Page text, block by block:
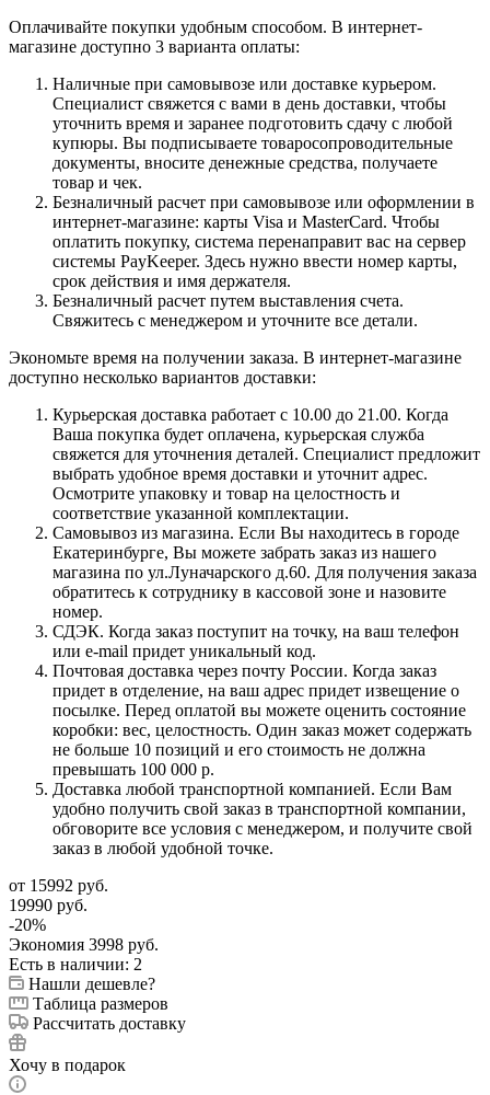
Оплачивайте покупки удобным способом. В интернет-
магазине доступно 3 варианта оплаты:
Наличные при самовывозе или доставке курьером.
Специалист свяжется с вами в день доставки, чтобы
уточнить время и заранее подготовить сдачу с любой
купюры. Вы подписываете товаросопроводительные
документы, вносите денежные средства, получаете
товар и чек.
Безналичный расчет при самовывозе или оформлении в
интернет-магазине: карты Visa и MasterCard. Чтобы
оплатить покупку, система перенаправит вас на сервер
системы PayKeeper. Здесь нужно ввести номер карты,
срок действия и имя держателя.
Безналичный расчет путем выставления счета.
Свяжитесь с менеджером и уточните все детали.
Экономьте время на получении заказа. В интернет-магазине
доступно несколько вариантов доставки:
Курьерская доставка работает с 10.00 до 21.00. Когда
Ваша покупка будет оплачена, курьерская служба
свяжется для уточнения деталей. Специалист предложит
выбрать удобное время доставки и уточнит адрес.
Осмотрите упаковку и товар на целостность и
соответствие указанной комплектации.
Самовывоз из магазина. Если Вы находитесь в городе
Екатеринбурге, Вы можете забрать заказ из нашего
магазина по ул.Луначарского д.60. Для получения заказа
обратитесь к сотруднику в кассовой зоне и назовите
номер.
СДЭК. Когда заказ поступит на точку, на ваш телефон
или e-mail придет уникальный код.
Почтовая доставка через почту России. Когда заказ
придет в отделение, на ваш адрес придет извещение о
посылке. Перед оплатой вы можете оценить состояние
коробки: вес, целостность. Один заказ может содержать
не больше 10 позиций и его стоимость не должна
превышать 100 000 р.
Доставка любой транспортной компанией. Если Вам
удобно получить свой заказ в транспортной компании,
обговорите все условия с менеджером, и получите свой
заказ в любой удобной точке.
от 15992 руб.
19990 руб.
-20%
Экономия 3998 руб.
Есть в наличии: 2
Нашли дешевле?
Таблица размеров
Рассчитать доставку
Хочу в подарок